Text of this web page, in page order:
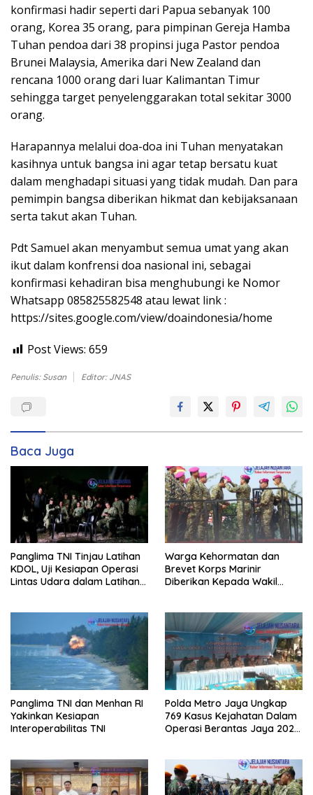
konfirmasi hadir seperti dari Papua sebanyak 100
orang, Korea 35 orang, para pimpinan Gereja Hamba
Tuhan pendoa dari 38 propinsi juga Pastor pendoa
Brunei Malaysia, Amerika dari New Zealand dan
rencana 1000 orang dari luar Kalimantan Timur
sehingga target penyelenggarakan total sekitar 3000
orang.
Harapannya melalui doa-doa ini Tuhan menyatakan
kasihnya untuk bangsa ini agar tetap bersatu kuat
dalam menghadapi situasi yang tidak mudah. Dan para
pemimpin bangsa diberikan hikmat dan kebijaksanaan
serta takut akan Tuhan.
Pdt Samuel akan menyambut semua umat yang akan
ikut dalam konfrensi doa nasional ini, sebagai
konfirmasi kehadiran bisa menghubungi ke Nomor
Whatsapp 085825582548 atau lewat link :
https://sites.google.com/view/doaindonesia/home
Post Views: 659
Penulis: Susan Editor: JNAS
Baca Juga
Panglima TNI Tinjau Latihan
KDOL, Uji Kesiapan Operasi
Lintas Udara dalam Latihan
Warga Kehormatan dan
Brevet Korps Marinir
Diberikan Kepada Wakil
Panglima TNI dan Menhan RI
Yakinkan Kesiapan
Interoperabilitas TNI
Polda Metro Jaya Ungkap
769 Kasus Kejahatan Dalam
Operasi Berantas Jaya 2026,